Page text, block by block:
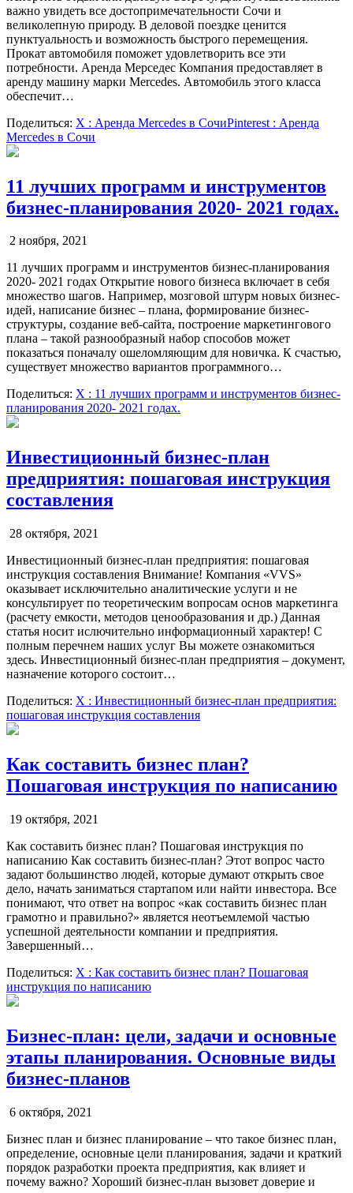
важно увидеть все достопримечательности Сочи и
великолепную природу. В деловой поездке ценится
пунктуальность и возможность быстрого перемещения.
Прокат автомобиля поможет удовлетворить все эти
потребности. Аренда Мерседес Компания предоставляет в
аренду машину марки Mercedes. Автомобиль этого класса
обеспечит…
Поделиться: X : Аренда Mercedes в СочиPinterest : Аренда
Mercedes в Сочи
11 лучших программ и инструментов
бизнес-планирования 2020- 2021 годах.
2 ноября, 2021
11 лучших программ и инструментов бизнес-планирования
2020- 2021 годах Открытие нового бизнеса включает в себя
множество шагов. Например, мозговой штурм новых бизнес-
идей, написание бизнес – плана, формирование бизнес-
структуры, создание веб-сайта, построение маркетингового
плана – такой разнообразный набор способов может
показаться поначалу ошеломляющим для новичка. К счастью,
существует множество вариантов программного…
Поделиться: X : 11 лучших программ и инструментов бизнес-
планирования 2020- 2021 годах.
Инвестиционный бизнес-план
предприятия: пошаговая инструкция
составления
28 октября, 2021
Инвестиционный бизнес-план предприятия: пошаговая
инструкция составления Внимание! Компания «VVS»
оказывает исключительно аналитические услуги и не
консультирует по теоретическим вопросам основ маркетинга
(расчету емкости, методов ценообразования и др.) Данная
статья носит ислючительно информационный характер! С
полным перечнем наших услуг Вы можете ознакомиться
здесь. Инвестиционный бизнес-план предприятия – документ,
назначение которого состоит…
Поделиться: X : Инвестиционный бизнес-план предприятия:
пошаговая инструкция составления
Как составить бизнес план?
Пошаговая инструкция по написанию
19 октября, 2021
Как составить бизнес план? Пошаговая инструкция по
написанию Как составить бизнес-план? Этот вопрос часто
задают большинство людей, которые думают открыть свое
дело, начать заниматься стартапом или найти инвестора. Все
понимают, что ответ на вопрос «как составить бизнес план
грамотно и правильно?» является неотъемлемой частью
успешной деятельности компании и предприятия.
Завершенный…
Поделиться: X : Как составить бизнес план? Пошаговая
инструкция по написанию
Бизнес-план: цели, задачи и основные
этапы планирования. Основные виды
бизнес-планов
6 октября, 2021
Бизнес план и бизнес планирование – что такое бизнес план,
определение, основные цели планирования, задачи и краткий
порядок разработки проекта предприятия, как влияет и
почему важно? Хороший бизнес-план вызовет доверие и